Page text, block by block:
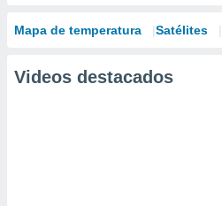
Mapa de temperatura Satélites
Videos destacados